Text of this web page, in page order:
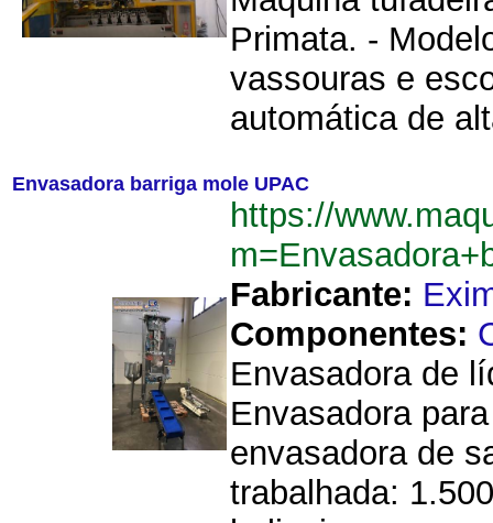
Primata. -
vassouras e
automática de
Envasadora barriga mole UPAC
https://
Fabricante:
Componentes:
Envasadora de
Envasadora
envasadora de
trabalhada: